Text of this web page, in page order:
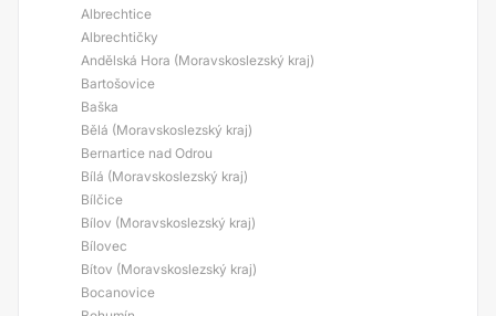
Albrechtice
Albrechtičky
Andělská Hora (Moravskoslezský kraj)
Bartošovice
Baška
Bělá (Moravskoslezský kraj)
Bernartice nad Odrou
Bílá (Moravskoslezský kraj)
Bílčice
Bílov (Moravskoslezský kraj)
Bílovec
Bítov (Moravskoslezský kraj)
Bocanovice